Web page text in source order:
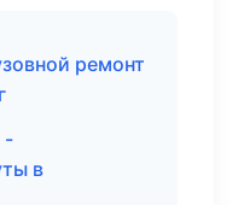
ремонт
-
в